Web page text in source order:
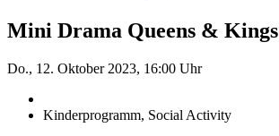
Mini Drama Queens & Kings
Do., 12. Oktober 2023, 16:00 Uhr
Kinderprogramm, Social Activity